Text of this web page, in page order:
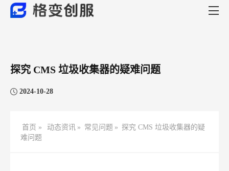
探究 CMS 垃圾收集器的疑难问题
2024-10-28
首页 » 动态资讯 » 常见问题 » 探究 CMS 垃圾收集器的疑
难问题